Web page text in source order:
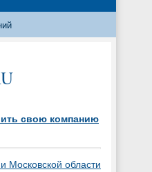
свою компанию
Московской области